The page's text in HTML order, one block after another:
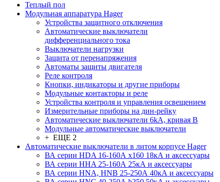
Теплый пол
Модульная аппаратура Hager
Устройства защитного отключения
Автоматические выключатели
дифференциального тока
Выключатели нагрузки
Защита от перенапряжения
Автоматы защиты двигателя
Реле контроля
Кнопки, индикаторы и другие приборы
Модульные контакторы и реле
Устройства контроля и управления освещением
Измерительные приборы на дин-рейку
Автоматические выключатели 6kA, кривая В
Модульные автоматические выключатели
+ ЕЩЕ 2
Автоматические выключатели в литом корпусе Hager
ВА серии HDA 16-160А x160 18кА и аксессуары
ВА серии HHA 25-160А 25кА и аксессуары
ВА серии HNA, HNB 25-250А 40кА и аксессуары